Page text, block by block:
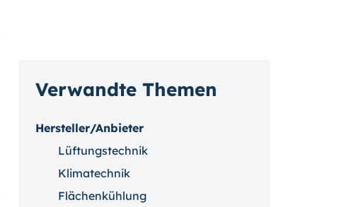
Verwandte Themen
Hersteller/Anbieter
Lüftungstechnik
Klimatechnik
Flächenkühlung